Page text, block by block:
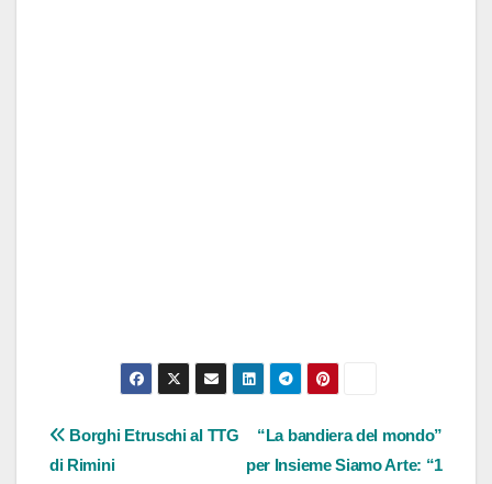
Navigazione
“La bandiera del mondo”
per Insieme Siamo Arte: “1
Borghi Etruschi al TTG
di Rimini